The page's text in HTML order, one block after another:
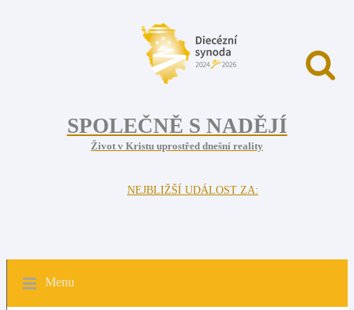
SPOLEČNĚ S NADĚJÍ
Život v Kristu uprostřed dnešní reality
NEJBLIŽŠÍ UDÁLOST ZA:
Menu